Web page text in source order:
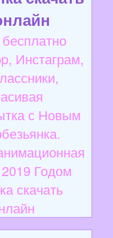
Инстаграм,
с Новым
Годом
скачать